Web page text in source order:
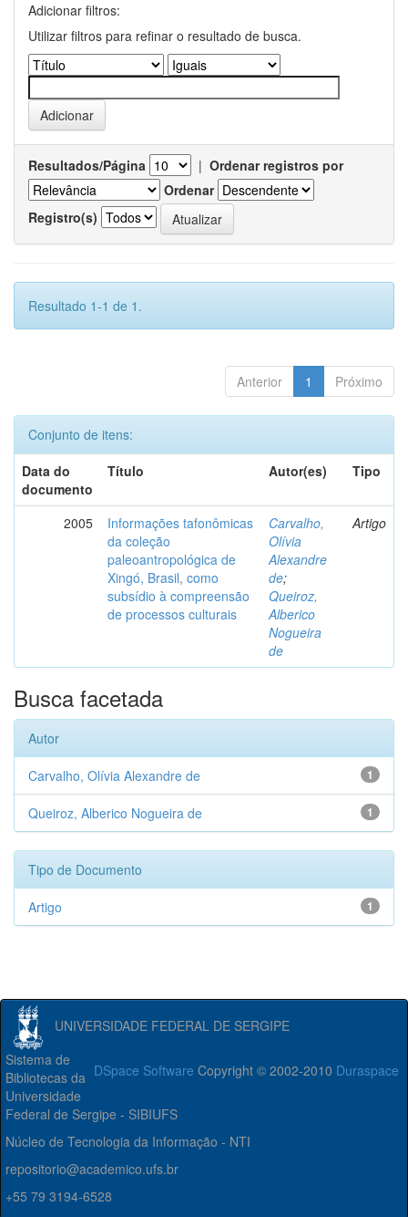
Adicionar filtros:
Utilizar filtros para refinar o resultado de busca.
Resultados/Página | Ordenar registros por
Ordenar
Registro(s)
Resultado 1-1 de 1.
Anterior 1 Próximo
Conjunto de itens:
Data do
documento
Título Autor(es) Tipo
2005
Informações tafonômicas
da coleção
paleoantropológica de
Xingó, Brasil, como
subsídio à compreensão
de processos culturais
Carvalho,
Olívia
Alexandre
de;
Queiroz,
Alberico
Nogueira
de
Artigo
Busca facetada
Autor
1
Carvalho, Olívia Alexandre de
1
Queiroz, Alberico Nogueira de
Tipo de Documento
1
Artigo
UNIVERSIDADE FEDERAL DE SERGIPE
DSpace Software Copyright © 2002-2010 Duraspace
Sistema de
Bibliotecas da
Universidade
Federal de Sergipe - SIBIUFS
Núcleo de Tecnologia da Informação - NTI
repositorio@academico.ufs.br
+55 79 3194-6528